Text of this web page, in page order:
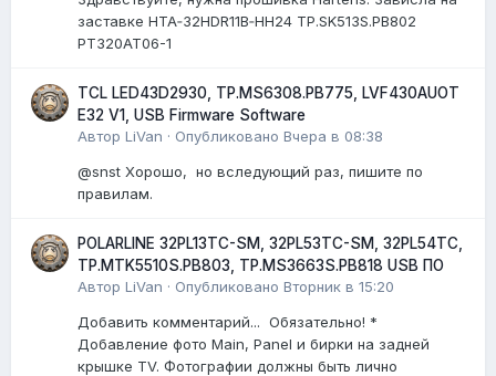
заставке HTA‑32HDR11B‑HH24 TP.SK513S.PB802
PT320AT06-1
TCL LED43D2930, TP.MS6308.PB775, LVF430AUOT
E32 V1, USB Firmware Software
Автор LiVan · Опубликовано Вчера в 08:38
@snst Хорошо, но вследующий раз, пишите по
правилам.
POLARLINE 32PL13TC-SM, 32PL53TC-SM, 32PL54TC,
TP.MTK5510S.PB803, TP.MS3663S.PB818 USB ПО
Автор LiVan · Опубликовано Вторник в 15:20
Добавить комментарий... Обязательно! *
Добавление фото Main, Panel и бирки на задней
крышке TV. Фотографии должны быть лично